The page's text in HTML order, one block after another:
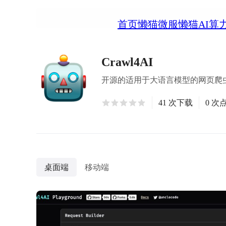
首页懒猫微服懒猫AI算
Crawl4AI
开源的适用于大语言模型的网页爬
41 次下载 0 次
桌面端 移动端